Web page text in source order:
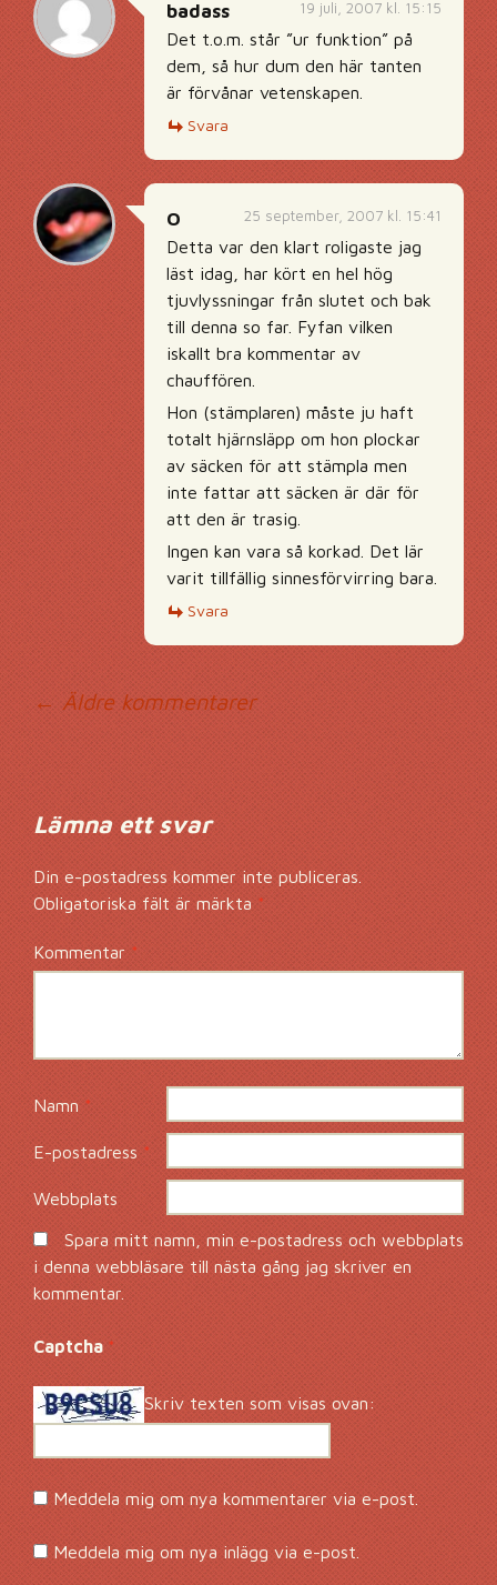
19 juli, 2007 kl. 15:15
badass
Det t.o.m. står ”ur funktion” på
dem, så hur dum den här tanten
är förvånar vetenskapen.
Svara
25 september, 2007 kl. 15:41
O
Detta var den klart roligaste jag
läst idag, har kört en hel hög
tjuvlyssningar från slutet och bak
till denna so far. Fyfan vilken
iskallt bra kommentar av
chauffören.
Hon (stämplaren) måste ju haft
totalt hjärnsläpp om hon plockar
av säcken för att stämpla men
inte fattar att säcken är där för
att den är trasig.
Ingen kan vara så korkad. Det lär
varit tillfällig sinnesförvirring bara.
Svara
← Äldre kommentarer
Lämna ett svar
Din e-postadress kommer inte publiceras.
Obligatoriska fält är märkta*
Kommentar*
Namn*
E-postadress*
Webbplats
Spara mitt namn, min e-postadress och webbplats
i denna webbläsare till nästa gång jag skriver en
kommentar.
Captcha*
Skriv texten som visas ovan:
Meddela mig om nya kommentarer via e-post.
Meddela mig om nya inlägg via e-post.